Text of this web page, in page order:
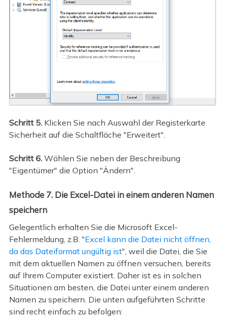
Schritt 5. Klicken Sie nach Auswahl der Registerkarte
Sicherheit auf die Schaltfläche "Erweitert".
Schritt 6. Wählen Sie neben der Beschreibung
"Eigentümer" die Option "Ändern".
Methode 7. Die Excel-Datei in einem anderen Namen
speichern
Gelegentlich erhalten Sie die Microsoft Excel-
Fehlermeldung, z.B. "Excel kann die Datei nicht öffnen,
da das Dateiformat ungültig ist", weil die Datei, die Sie
mit dem aktuellen Namen zu öffnen versuchen, bereits
auf Ihrem Computer existiert. Daher ist es in solchen
Situationen am besten, die Datei unter einem anderen
Namen zu speichern. Die unten aufgeführten Schritte
sind recht einfach zu befolgen: